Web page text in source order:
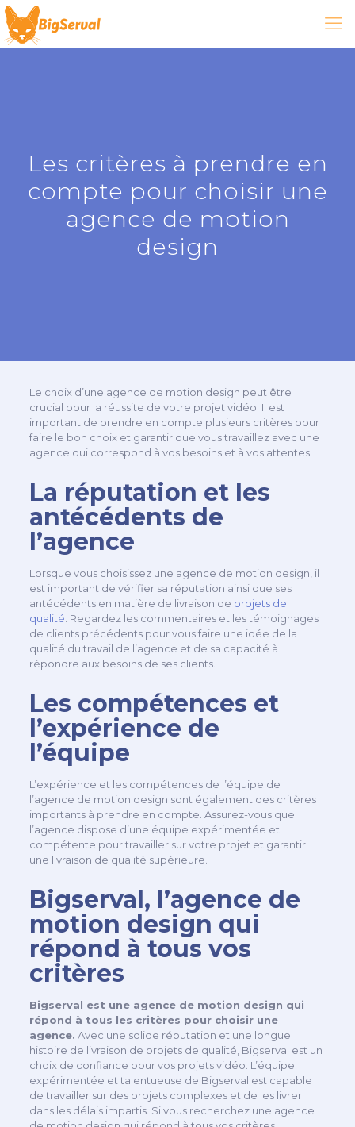
Les critères à prendre en
compte pour choisir une
agence de motion
design
Le choix d’une agence de motion design peut être
crucial pour la réussite de votre projet vidéo. Il est
important de prendre en compte plusieurs critères pour
faire le bon choix et garantir que vous travaillez avec une
agence qui correspond à vos besoins et à vos attentes.
La réputation et les
antécédents de
l’agence
Lorsque vous choisissez une agence de motion design, il
est important de vérifier sa réputation ainsi que ses
antécédents en matière de livraison de projets de
qualité . Regardez les commentaires et les témoignages
de clients précédents pour vous faire une idée de la
qualité du travail de l’agence et de sa capacité à
répondre aux besoins de ses clients.
Les compétences et
l’expérience de
l’équipe
L’expérience et les compétences de l’équipe de
l’agence de motion design sont également des critères
importants à prendre en compte. Assurez-vous que
l’agence dispose d’une équipe expérimentée et
compétente pour travailler sur votre projet et garantir
une livraison de qualité supérieure.
Bigserval, l’agence de
motion design qui
répond à tous vos
critères
Bigserval est une agence de motion design qui
répond à tous les critères pour choisir une
agence. Avec une solide réputation et une longue
histoire de livraison de projets de qualité, Bigserval est un
choix de confiance pour vos projets vidéo. L’équipe
expérimentée et talentueuse de Bigserval est capable
de travailler sur des projets complexes et de les livrer
dans les délais impartis. Si vous recherchez une agence